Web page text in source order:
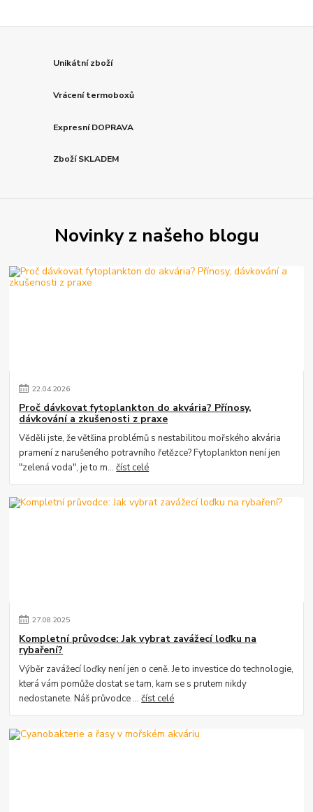
Unikátní zboží
Vrácení termoboxů
Expresní DOPRAVA
Zboží SKLADEM
Novinky z našeho blogu
22.04.2026
Proč dávkovat fytoplankton do akvária? Přínosy,
dávkování a zkušenosti z praxe
Věděli jste, že většina problémů s nestabilitou mořského akvária
pramení z narušeného potravního řetězce? Fytoplankton není jen
"zelená voda", je to m...číst celé
27.08.2025
Kompletní průvodce: Jak vybrat zavážecí loďku na
rybaření?
Výběr zavážecí loďky není jen o ceně. Je to investice do technologie,
která vám pomůže dostat se tam, kam se s prutem nikdy
nedostanete. Náš průvodce ...číst celé